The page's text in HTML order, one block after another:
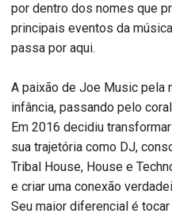
por dentro dos nomes que
principais eventos da
passa por aqui.
A paixão de Joe Music pela
infância, passando pelo
Em 2016 decidiu
sua trajetória como DJ,
Tribal House, House e
e criar uma conexão
Seu maior diferencial é